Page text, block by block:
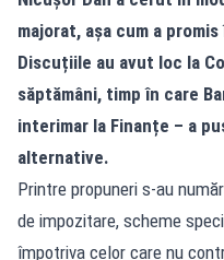
majorat, așa cum a
Discuțiile au avut loc la
săptămâni, timp în care
interimar la Finanțe – a
alternative.
Printre propuneri s-au
de impozitare, scheme
împotriva celor care nu